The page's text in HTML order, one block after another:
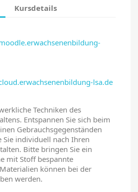
Kursdetails
lsa.de
Techniken des
Entspannen Sie sich beim
Gebrauchsgegenständen
Sie individuell nach Ihren
Bitte bringen Sie ein
mit Stoff bespannte
können bei der
werden.